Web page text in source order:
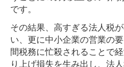
です。
その結果、高すぎる法人税
い、更に中小企業の営業の
間税務に忙殺されることで
り上げ損失を生み出し、法